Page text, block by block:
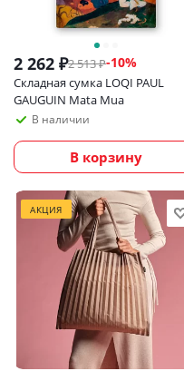
2 262 ₽2 513₽-10%
Складная сумка LOQI PAUL
GAUGUIN Mata Mua
В наличии
В корзину
АКЦИЯ